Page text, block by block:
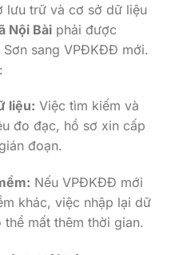
lưu trữ và cơ sở dữ liệu
Nội Bài phải được
sang VPĐKĐĐ mới.
liệu: Việc tìm kiếm và
đo đạc, hồ sơ xin cấp
đoạn.
Nếu VPĐKĐĐ mới
khác, việc nhập lại dữ
mất thêm thời gian.